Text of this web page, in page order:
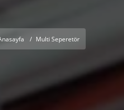
Multi Seperetör